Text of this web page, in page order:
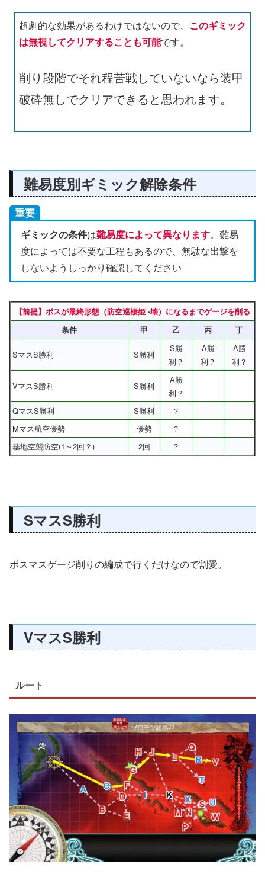
超劇的な効果があるわけではないので、 このギミック
は無視してクリアすることも可能です。
削り段階でそれ程苦戦していないなら装甲
破砕無しでクリアできると思われます。
難易度別ギミック解除条件
重要
ギミックの条件は難易度によって異なります。難易
度によっては不要な工程もあるので、無駄な出撃を
しないようしっかり確認してください
【前提】ボスが最終形態（防空巡棲姫 -壊）になるまでゲージを削る
条件
甲 乙 丙 丁
SマスS勝利 S勝利
S勝
利？
A勝
利？
A勝
利？
VマスS勝利 S勝利
A勝
利？
QマスS勝利
S勝利
？
Mマス航空優勢
優勢
？
基地空襲防空(1～2回？)
2回 ？
SマスS勝利
ボスマスゲージ削りの編成で行くだけなので割愛。
VマスS勝利
ルート